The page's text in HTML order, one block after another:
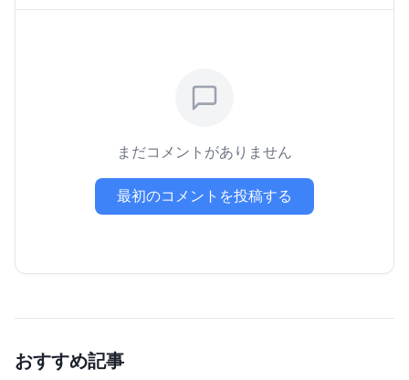
まだコメントがありません
最初のコメントを投稿する
おすすめ記事